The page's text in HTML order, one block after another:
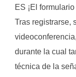
ES ¡El
Tras registrarse,
videoconferencia,
durante la cual
técnica de la